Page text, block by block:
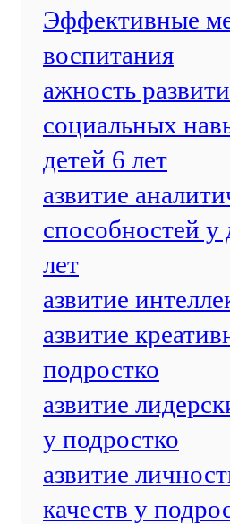
Эффективные
воспитания
ажность
социальных
детей 6 лет
азвитие
способностей у
лет
азвитие
азвитие
подростко
азвитие
у подростко
азвитие
качеств у